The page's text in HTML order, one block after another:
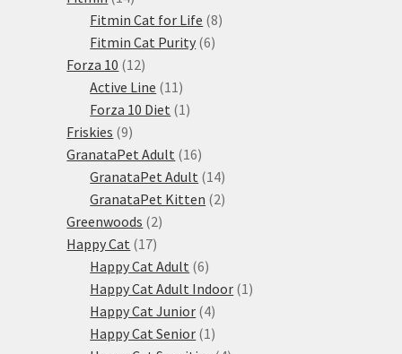
produktů
Fitmin Cat for Life 88
Fitmin Cat Purity 66
Forza 10 1212
produktů
Active Line 11 11
produktů
Forza 10 Diet 1 1
Friskies 99
produktů
GranataPet Adult 1616
produktů
GranataPet Adult 1414
produktů
GranataPet Kitten 22
Greenwoods 22
Happy Cat 1717
produktů
Happy Cat Adult 66
produktů
Happy Cat Adult Indoor 1 1
Happy Cat Junior 44
produkty
Happy Cat Senior 1 1